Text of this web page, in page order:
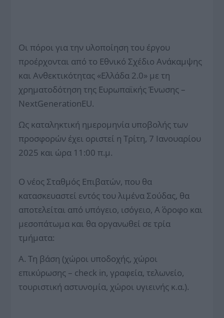
Οι πόροι για την υλοποίηση του έργου
προέρχονται από το Εθνικό Σχέδιο Ανάκαμψης
και Ανθεκτικότητας «Ελλάδα 2.0» με τη
χρηματοδότηση της Ευρωπαϊκής Ένωσης –
NextGenerationEU.
Ως καταληκτική ημερομηνία υποβολής των
προσφορών έχει οριστεί η Τρίτη, 7 Ιανουαρίου
2025 και ώρα 11:00 π.μ.
Ο νέος Σταθμός Επιβατών, που θα
κατασκευαστεί εντός του λιμένα Σούδας, θα
αποτελείται από υπόγειο, ισόγειο, Α΄ όροφο και
μεσοπάτωμα και θα οργανωθεί σε τρία
τμήματα:
Α. Τη βάση (χώροι υποδοχής, χώροι
επικύρωσης – check in, γραφεία, τελωνείο,
τουριστική αστυνομία, χώροι υγιεινής κ.α.).